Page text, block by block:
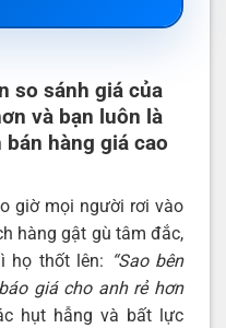
so sánh giá của
và bạn luôn là
hàng giá cao
giờ mọi người rơi vào
hàng gật gù tâm đắc,
họ thốt lên: “Sao bên
giá cho anh rẻ hơn
hụt hẫng và bất lực